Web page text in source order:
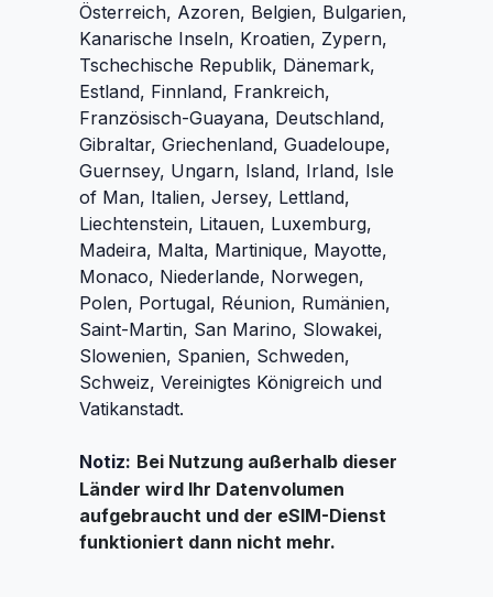
Österreich, Azoren, Belgien, Bulgarien,
Kanarische Inseln, Kroatien, Zypern,
Tschechische Republik, Dänemark,
Estland, Finnland, Frankreich,
Französisch-Guayana, Deutschland,
Gibraltar, Griechenland, Guadeloupe,
Guernsey, Ungarn, Island, Irland, Isle
of Man, Italien, Jersey, Lettland,
Liechtenstein, Litauen, Luxemburg,
Madeira, Malta, Martinique, Mayotte,
Monaco, Niederlande, Norwegen,
Polen, Portugal, Réunion, Rumänien,
Saint-Martin, San Marino, Slowakei,
Slowenien, Spanien, Schweden,
Schweiz, Vereinigtes Königreich und
Vatikanstadt.
Notiz: Bei Nutzung außerhalb dieser
Länder wird Ihr Datenvolumen
aufgebraucht und der eSIM-Dienst
funktioniert dann nicht mehr.